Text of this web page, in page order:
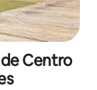
Centro